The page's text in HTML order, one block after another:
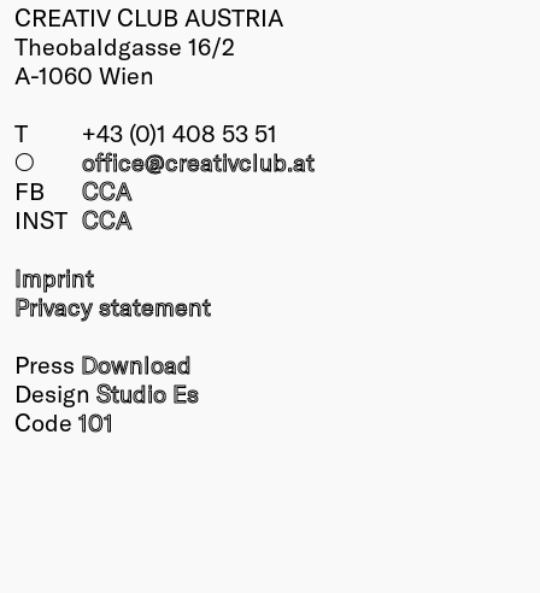
CREATIV CLUB AUSTRIA
Theobaldgasse 16/2
A-1060 Wien
T
+43 (0)1 408 53 51
○
office@creativclub.at
FB
CCA
INST CCA
Imprint
Privacy statement
Press Download
Design Studio Es
Code 101